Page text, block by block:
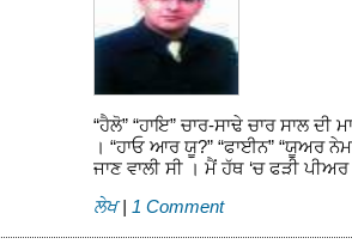
“ਹੈਲੋ” “ਹਾਇ” ਚਾਰ-ਸਾਢੇ ਚਾਰ ਸਾਲ
। “ਹਾਓ ਆਰ ਯੂ?” “ਫਾਈਨ” “ਯੂਅਰ
ਜਾਣ ਵਾਲੀ ਸੀ । ਮੈਂ ਹੱਥ ‘ਚ ਫੜੀ
ਲੇਖ | 1 Comment